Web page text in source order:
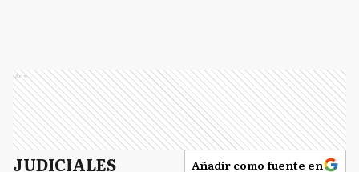
Ads
JUDICIALES Añadir como fuente en